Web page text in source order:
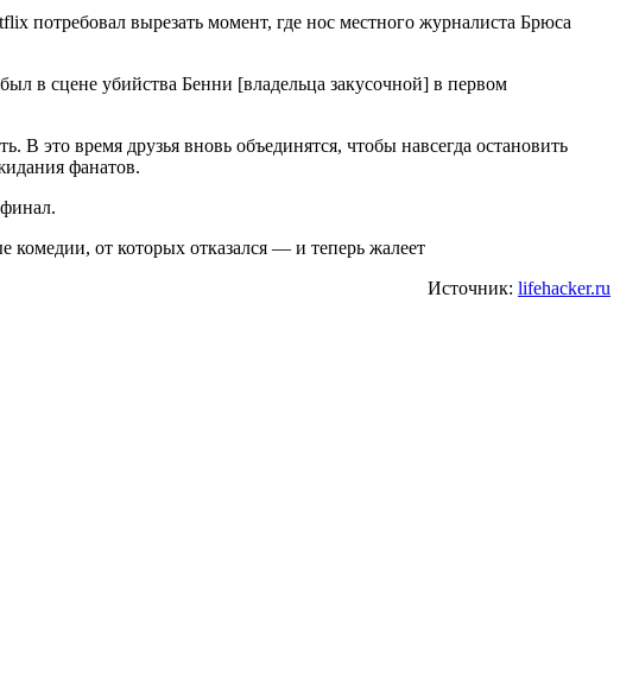
потребовал вырезать момент, где нос местного журналиста Брюса
в сцене убийства Бенни [владельца закусочной] в первом
это время друзья вновь объединятся, чтобы навсегда остановить
фанатов.
от которых отказался — и теперь жалеет
Источник: lifehacker.ru